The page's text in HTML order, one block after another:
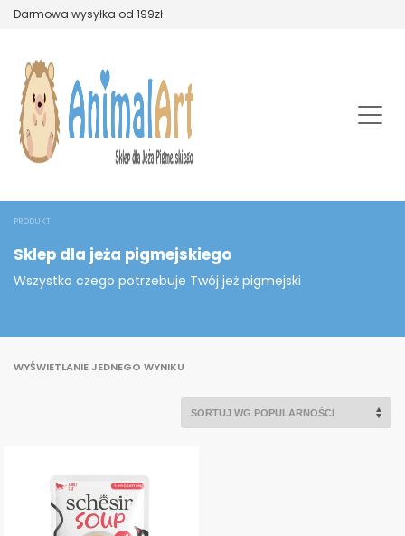
Darmowa wysyłka od 199zł
PRODUKT
Sklep dla jeża pigmejskiego
Wszystko czego potrzebuje Twój jeż pigmejski
WYŚWIETLANIE JEDNEGO WYNIKU